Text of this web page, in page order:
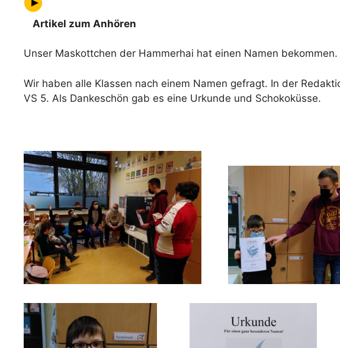
Artikel zum Anhören
Unser Maskottchen der Hammerhai hat einen Namen bekommen.
Wir haben alle Klassen nach einem Namen gefragt. In der
VS 5. Als Dankeschön gab es eine Urkunde und Schokoküsse.